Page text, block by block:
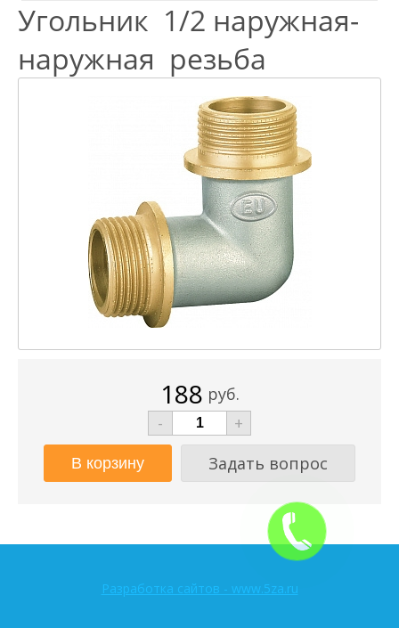
Угольник 1/2 наружная-
наружная резьба
188 руб.
-
+
Задать вопрос
Разработка сайтов - www.5za.ru